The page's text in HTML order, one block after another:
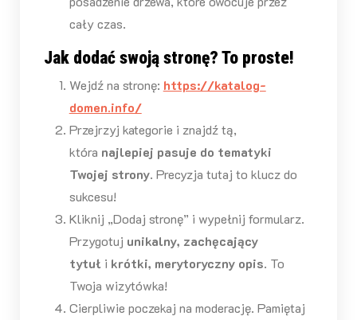
cały czas.
Jak dodać swoją stronę? To proste!
Wejdź na stronę: https://katalog-
domen.info/
Przejrzyj kategorie i znajdź tą,
która najlepiej pasuje do tematyki
Twojej strony. Precyzja tutaj to klucz do
sukcesu!
Kliknij „Dodaj stronę” i wypełnij formularz.
Przygotuj unikalny, zachęcający
tytułi krótki, merytoryczny opis. To
Twoja wizytówka!
Cierpliwie poczekaj na moderację. Pamiętaj